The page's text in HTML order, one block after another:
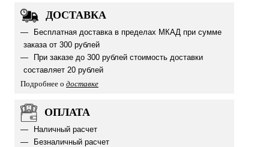
ДОСТАВКА
Бесплатная доставка в пределах МКАД при сумме
заказа от 300 рублей
При заказе до 300 рублей стоимость доставки
составляет 20 рублей
Подробнее о доставке
ОПЛАТА
Наличный расчет
Безналичный расчет